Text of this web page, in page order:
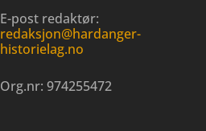
E-post redaktør:
redaksjon@hardanger-
historielag.no
Org.nr: 974255472